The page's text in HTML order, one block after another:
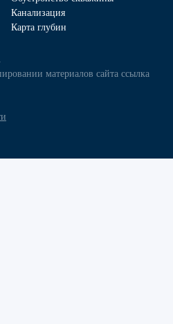
Канализация
Карта глубин
материалов сайта ссылка